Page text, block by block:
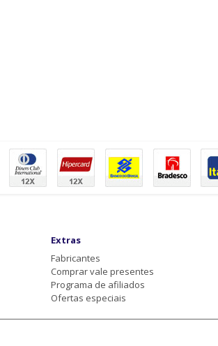
Extras
Fabricantes
Comprar vale presentes
Programa de afiliados
Ofertas especiais